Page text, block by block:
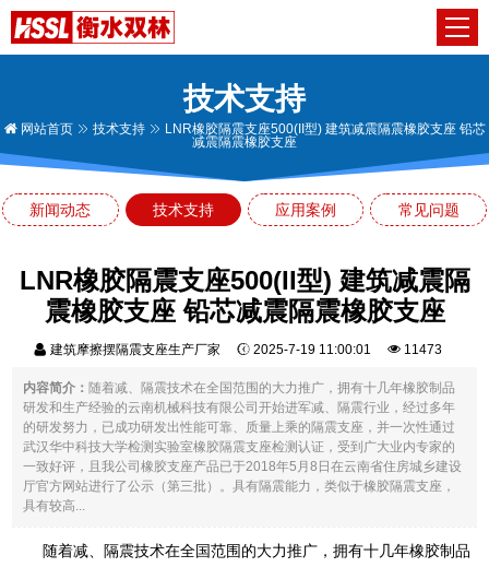
技术支持
网站首页 技术支持
LNR橡胶隔震支座500(II型) 建筑减震隔震橡胶支座 铅芯
减震隔震橡胶支座
新闻动态 技术支持 应用案例 常见问题
LNR橡胶隔震支座500(II型) 建筑减震隔
震橡胶支座 铅芯减震隔震橡胶支座
建筑摩擦摆隔震支座生产厂家 2025-7-19 11:00:01 11473
内容简介：随着减、隔震技术在全国范围的大力推广，拥有十几年橡胶制品
研发和生产经验的云南机械科技有限公司开始进军减、隔震行业，经过多年
的研发努力，已成功研发出性能可靠、质量上乘的隔震支座，并一次性通过
武汉华中科技大学检测实验室橡胶隔震支座检测认证，受到广大业内专家的
一致好评，且我公司橡胶支座产品已于2018年5月8日在云南省住房城乡建设
厅官方网站进行了公示（第三批）。具有隔震能力，类似于橡胶隔震支座，
具有较高...
随着减、隔震技术在全国范围的大力推广，拥有十几年橡胶制品